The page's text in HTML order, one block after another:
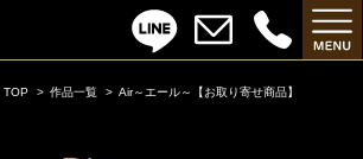
TOP 作品一覧 Air～エール～【お取り寄せ商品】